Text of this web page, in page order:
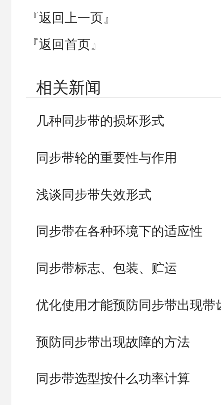
『返回上一页』
『返回首页』
相关新闻
几种同步带的损坏形式
同步带轮的重要性与作用
浅谈同步带失效形式
同步带在各种环境下的适应性
同步带标志、包装、贮运
优化使用才能预防同步带出现
预防同步带出现故障的方法
同步带选型按什么功率计算